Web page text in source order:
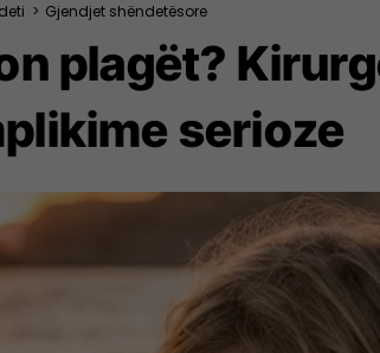
> Gjendjet shëndetësore
plagët?
serioze